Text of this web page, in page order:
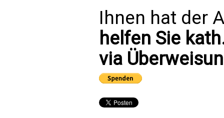
Ihnen hat der
helfen Sie
via